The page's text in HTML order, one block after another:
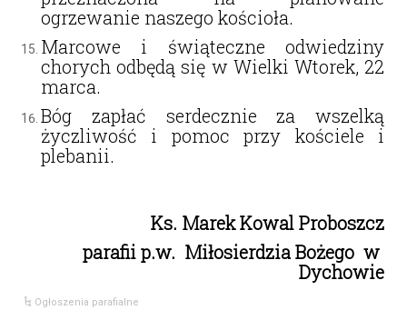
ogrzewanie naszego kościoła.
Marcowe i świąteczne odwiedziny
chorych odbędą się w Wielki Wtorek, 22
marca.
Bóg zapłać serdecznie za wszelką
życzliwość i pomoc przy kościele i
plebanii.
Ks. Marek Kowal Proboszcz
parafii p.w. Miłosierdzia Bożego w
Dychowie
Ogłoszenia parafialne